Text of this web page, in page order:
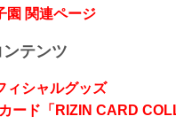
関連ページ
テンツ
シャルグッズ
ード「RIZIN CARD